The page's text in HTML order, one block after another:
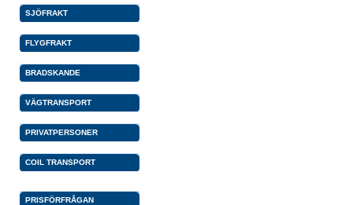
SJÖFRAKT
FLYGFRAKT
BRADSKANDE
VÄGTRANSPORT
PRIVATPERSONER
COIL TRANSPORT
PRISFÖRFRÅGAN